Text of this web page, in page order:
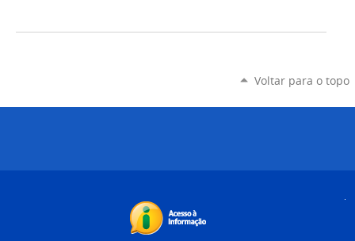
Voltar para o topo